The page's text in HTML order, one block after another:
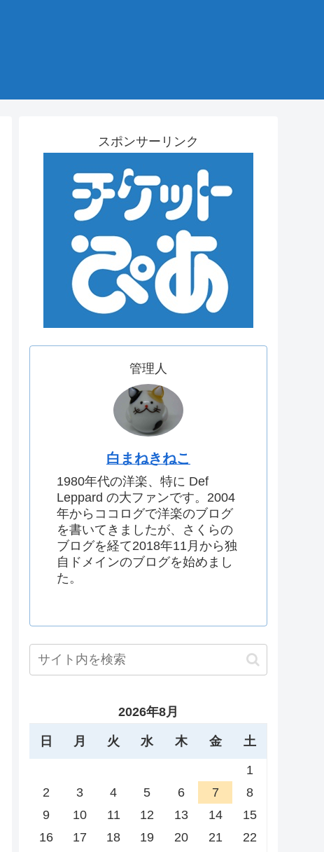
スポンサーリンク
管理人
白まねきねこ
1980年代の洋楽、特に Def
Leppard の大ファンです。2004
年からココログで洋楽のブログ
を書いてきましたが、さくらの
ブログを経て2018年11月から独
自ドメインのブログを始めまし
た。
2026年8月
日 月 火 水 木 金 土
1
2
3 4 5 6 7
8
9
10 11 12 13 14
15
16
17 18 19 20 21
22